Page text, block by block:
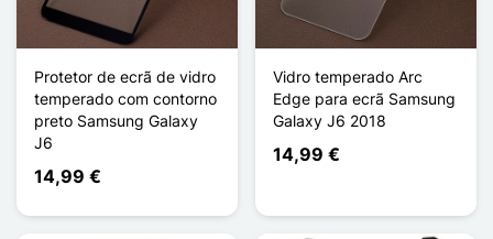
Protetor de ecrã de vidro
temperado com contorno
preto Samsung Galaxy
J6
14,99 €
Vidro temperado Arc
Edge para ecrã Samsung
Galaxy J6 2018
14,99 €